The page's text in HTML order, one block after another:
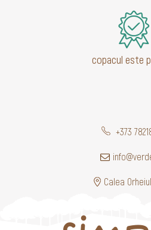
copacul este
+373
Calea